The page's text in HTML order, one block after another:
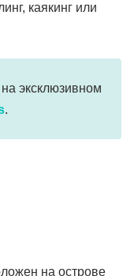
каякинг или
эксклюзивном
.
на острове